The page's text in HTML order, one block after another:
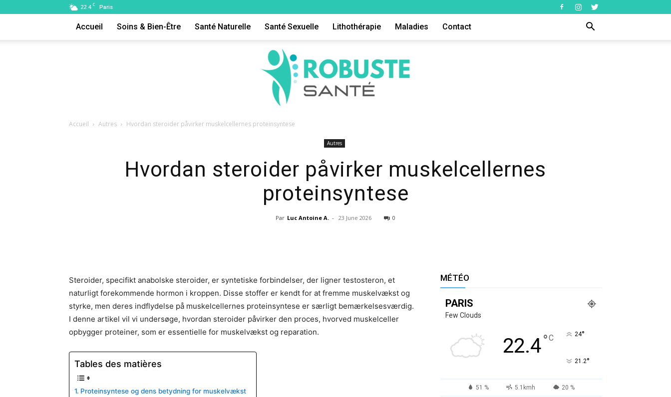
22.4 C Paris
Accueil Soins & Bien-Être Santé Naturelle Santé Sexuelle Lithothérapie Maladies Contact
Robuste
–
Accueil Autres Hvordan steroider påvirker muskelcellernes proteinsyntese
Autres
Hvordan steroider påvirker muskelcellernes
proteinsyntese
Par Luc Antoine A. - 23 June 2026 0
Steroider, specifikt anabolske steroider, er syntetiske forbindelser, der ligner testosteron, et
naturligt forekommende hormon i kroppen. Disse stoffer er kendt for at fremme muskelvækst og
styrke, men deres indflydelse på muskelcellernes proteinsyntese er særligt bemærkelsesværdig.
I denne artikel vil vi undersøge, hvordan steroider påvirker den proces, hvorved muskelceller
opbygger proteiner, som er essentielle for muskelvækst og reparation.
Tables des matières
Proteinsyntese og dens betydning for muskelvækst
MÉTÉO
PARIS
Few Clouds
22.4°C 24°
21.2°
51 % 5.1kmh 20 %